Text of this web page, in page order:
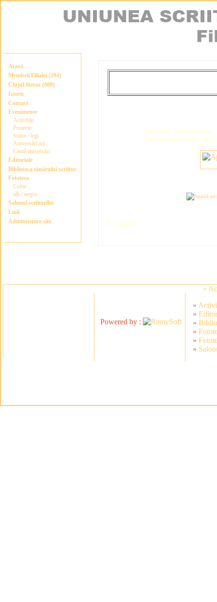
Acasă
Membrii Filialei (294)
Clujul literar (808)
Istoric
Contact
Evenimente
Activități
Proiecte
Statut / legi
Aniversări azi
Caută aniversări
Editoriale
Biblioteca tânărului scriitor
Fototeca
Color
alb / negru
Salonul scriitorilor
Link
Administrare site
Categoria : Fototeca_color
Data adăugării : 2011-06-
851 afișări
»
Powered by :
»
»
»
»
»
»